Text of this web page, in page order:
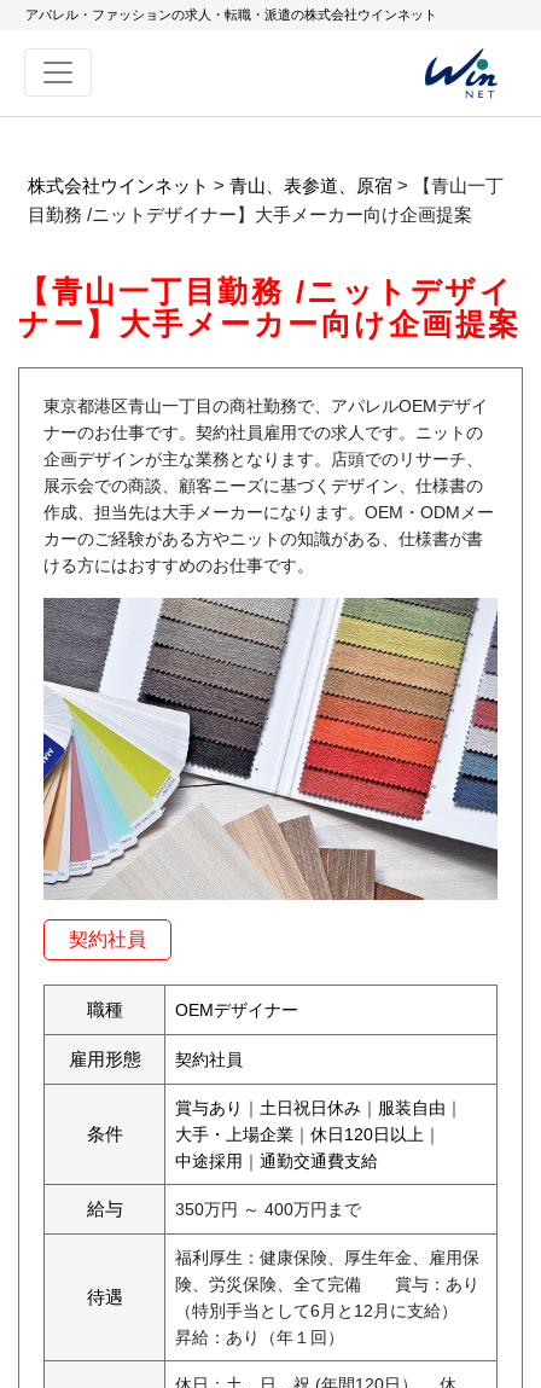
アパレル・ファッションの求人・転職・派遣の株式会社ウインネット
株式会社ウインネット > 青山、表参道、原宿>
【青山一丁
目勤務 /ニットデザイナー】大手メーカー向け企画提案
【青山一丁目勤務 /ニットデザイ
ナー】大手メーカー向け企画提案
東京都港区青山一丁目の商社勤務で、アパレルOEMデザイ
ナーのお仕事です。契約社員雇用での求人です。ニットの
企画デザインが主な業務となります。店頭でのリサーチ、
展示会での商談、顧客ニーズに基づくデザイン、仕様書の
作成、担当先は大手メーカーになります。OEM・ODMメー
カーのご経験がある方やニットの知識がある、仕様書が書
ける方にはおすすめのお仕事です。
契約社員
職種 OEMデザイナー
雇用形態 契約社員
条件
賞与あり ｜ 土日祝日休み ｜ 服装自由 ｜
大手・上場企業 ｜ 休日120日以上 ｜
中途採用 ｜ 通勤交通費支給
給与 350万円 ～ 400万円まで
待遇
福利厚生：健康保険、厚生年金、雇用保
険、労災保険、全て完備 賞与：あり
（特別手当として6月と12月に支給）
昇給：あり（年１回）
休日：土、日、祝 (年間120日） 休